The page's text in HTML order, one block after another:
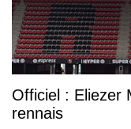
Officiel : Eliezer
rennais